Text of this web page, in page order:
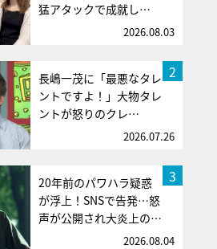
猛アタックで成就し…
2026.08.03
2
長嶋一茂に「最悪なタレ
ントですよ！」大物タレ
ントが怒りのクレ…
2026.07.26
3
20年前のパワハラ疑惑
が浮上！SNSで告発…怒
声が公開され大炎上の…
2026.08.04